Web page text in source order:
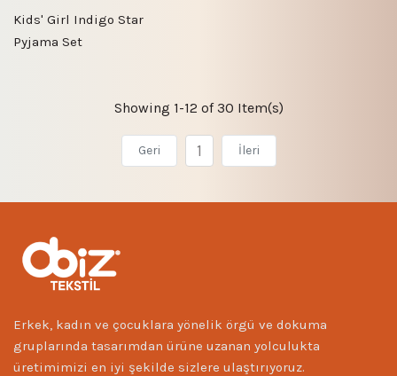
Kids' Girl Indigo Star
Pyjama Set
Showing 1-12 of 30 Item(s)
Geri 1 İleri
Erkek, kadın ve çocuklara yönelik örgü ve dokuma
gruplarında tasarımdan ürüne uzanan yolculukta
üretimimizi en iyi şekilde sizlere ulaştırıyoruz.